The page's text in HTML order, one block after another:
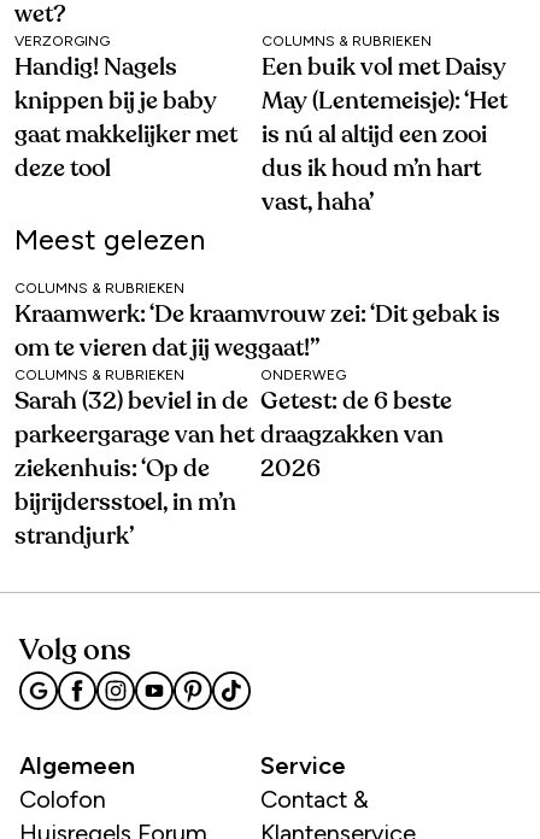
wet?
VERZORGING
Handig! Nagels
knippen bij je baby
gaat makkelijker met
deze tool
COLUMNS & RUBRIEKEN
Een buik vol met Daisy
May (Lentemeisje): ‘Het
is nú al altijd een zooi
dus ik houd m’n hart
vast, haha’
Meest gelezen
COLUMNS & RUBRIEKEN
Kraamwerk: ‘De kraamvrouw zei: ‘Dit gebak is
om te vieren dat jij weggaat!’’
COLUMNS & RUBRIEKEN
Sarah (32) beviel in de
parkeergarage van het
ziekenhuis: ‘Op de
bijrijdersstoel, in m’n
strandjurk’
ONDERWEG
Getest: de 6 beste
draagzakken van
2026
Volg ons
Algemeen
Colofon
Huisregels Forum
Service
Contact &
Klantenservice